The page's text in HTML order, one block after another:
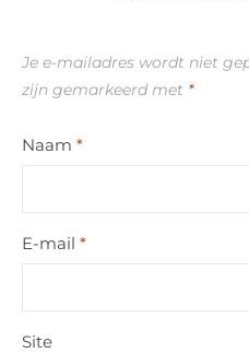
Je e-mailadres wordt niet
zijn gemarkeerd met *
Naam *
E-mail *
Site